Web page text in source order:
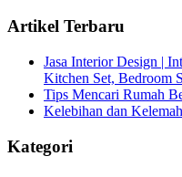
Artikel Terbaru
Jasa Interior Design |
Kitchen Set, Bedroom
Tips Mencari Rumah
Kelebihan dan
Kategori